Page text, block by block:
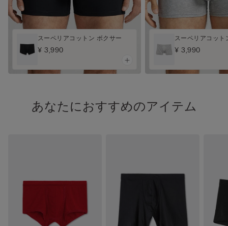
スーペリアコットン ボクサー
¥ 3,990
スーペリアコット
¥ 3,990
あなたにおすすめのアイテム